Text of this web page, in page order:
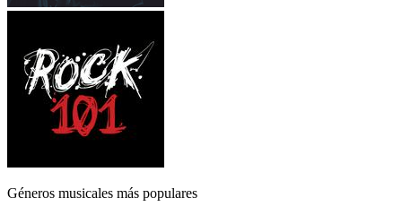
Géneros musicales más populares